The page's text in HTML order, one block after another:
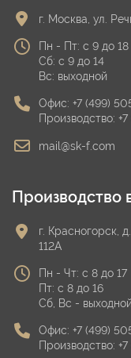
г. Москва, ул.
Пн - Пт: с 9 до 18
Сб: с 9 до 14
Вс: выходной
Офис: +7 (499)
Производство:
mail@sk-f.com
Производство
г. Красногорск,
112А
Пн - Чт: с 8 до 17
Пт: с 8 до 16
Сб, Вс - выходной
Офис: +7 (499)
Производство: